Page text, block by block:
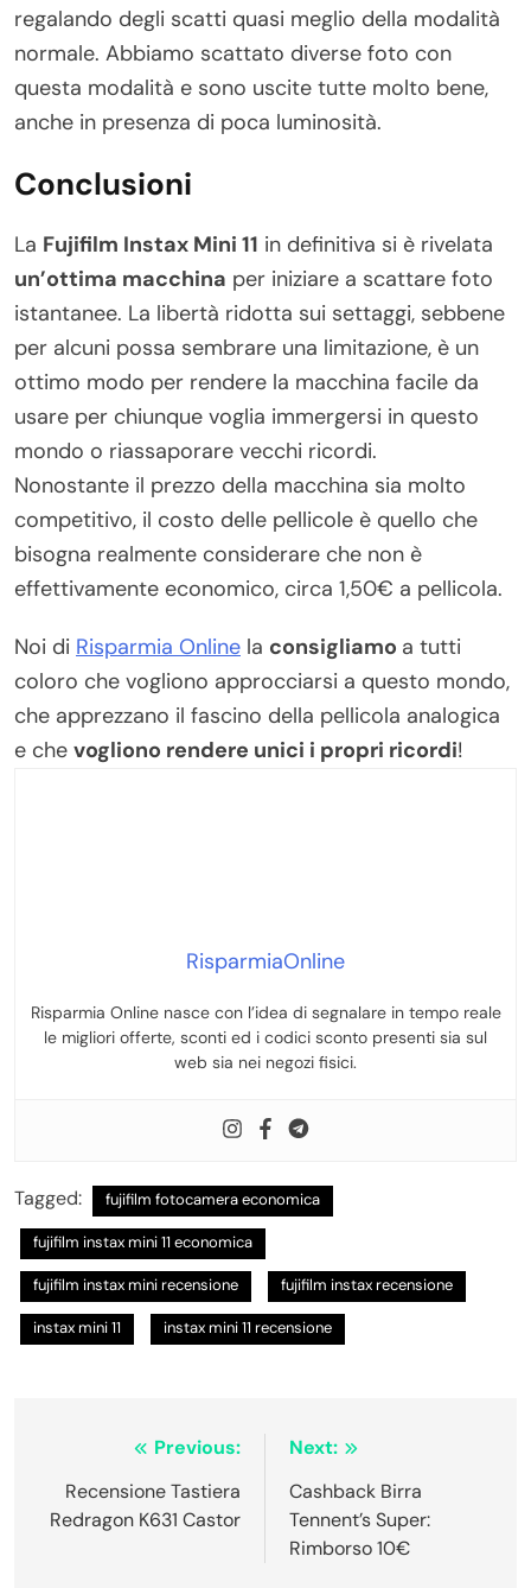
regalando degli scatti quasi meglio della modalità
normale. Abbiamo scattato diverse foto con
questa modalità e sono uscite tutte molto bene,
anche in presenza di poca luminosità.
Conclusioni
La Fujifilm Instax Mini 11 in definitiva si è rivelata
un’ottima macchina per iniziare a scattare foto
istantanee. La libertà ridotta sui settaggi, sebbene
per alcuni possa sembrare una limitazione, è un
ottimo modo per rendere la macchina facile da
usare per chiunque voglia immergersi in questo
mondo o riassaporare vecchi ricordi.
Nonostante il prezzo della macchina sia molto
competitivo, il costo delle pellicole è quello che
bisogna realmente considerare che non è
effettivamente economico, circa 1,50€ a pellicola.
Noi di Risparmia Online la consigliamo a tutti
coloro che vogliono approcciarsi a questo mondo,
che apprezzano il fascino della pellicola analogica
e che vogliono rendere unici i propri ricordi!
RisparmiaOnline
Risparmia Online nasce con l’idea di segnalare in tempo reale
le migliori offerte, sconti ed i codici sconto presenti sia sul
web sia nei negozi fisici.
Tagged: fujifilm fotocamera economica
fujifilm instax mini 11 economica
fujifilm instax mini recensione fujifilm instax recensione
instax mini 11 instax mini 11 recensione
Navigazione
articoli
Previous:
Recensione Tastiera
Redragon K631 Castor
Next:
Cashback Birra
Tennent’s Super:
Rimborso 10€